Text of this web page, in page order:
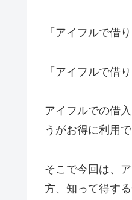
「アイフルで借
「アイフルで借
アイフルでの借
うがお得に利用
そこで今回は、
方、知って得す